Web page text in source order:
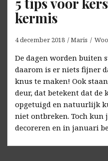
kermis
4 december 2018 Maris
De dagen worden buiten
daarom is er niets fijner
knus te maken! Ook
deur, dat betekent dat de
opgetuigd en natuurlijk
niet ontbreken. Toch kun
decoreren en in januari